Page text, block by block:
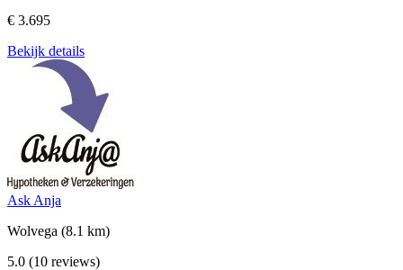
€ 3.695
Bekijk details
Ask Anja
Wolvega (8.1 km)
5.0 (10 reviews)